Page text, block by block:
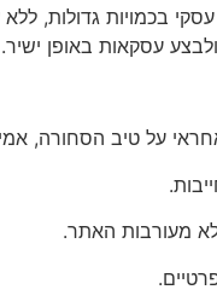
עסקאות באופן ישיר.
על טיב הסחורה,
מעורבות האתר.